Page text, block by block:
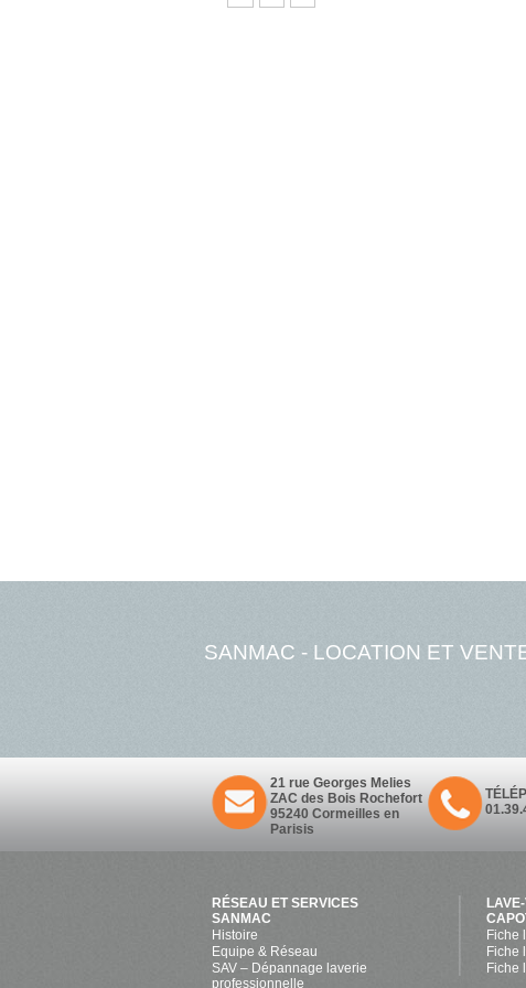
SANMAC - LOCATION ET
21 rue Georges Melies
ZAC des Bois Rochefort
95240 Cormeilles en
Parisis
RÉSEAU ET SERVICES
SANMAC
Histoire
Equipe & Réseau
SAV – Dépannage laverie
professionnelle
Fiche
Fiche
Fiche